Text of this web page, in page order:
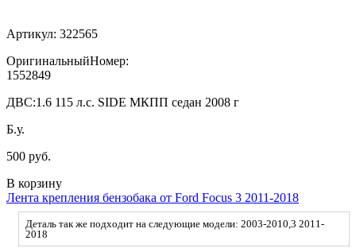
Артикул: 322565
ОригинальныйНомер:
1552849
ДВС:1.6 115 л.с. SIDE МКПП седан 2008 г
Б.у.
500 руб.
В корзину
Лента крепления бензобака от Ford Focus 3 2011-2018
Деталь так же подходит на следующие модели: 2003-2010,3 2011-
2018